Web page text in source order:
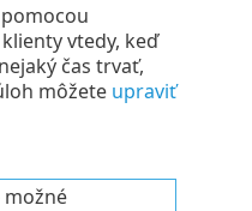
vtedy, keď
čas trvať,
môžete upraviť